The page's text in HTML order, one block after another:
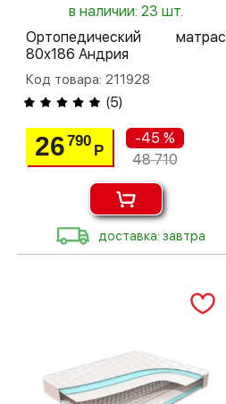
в наличии: 23 шт.
Ортопедический матрас
80х186 Андрия
Код товара: 211928
(5)
26790
Р
-45 %
48 710
доставка: завтра